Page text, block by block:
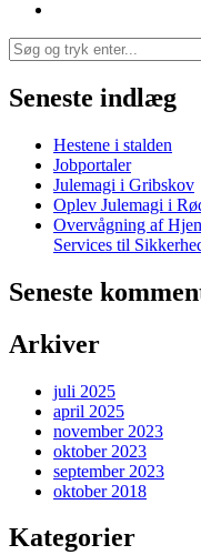
Seneste indlæg
Hestene i stalden
Jobportaler
Julemagi i Gribskov
Oplev Julemagi i
Overvågning af
Services til
Seneste
Arkiver
juli 2025
april 2025
november 2023
oktober 2023
september 2023
oktober 2018
Kategorier